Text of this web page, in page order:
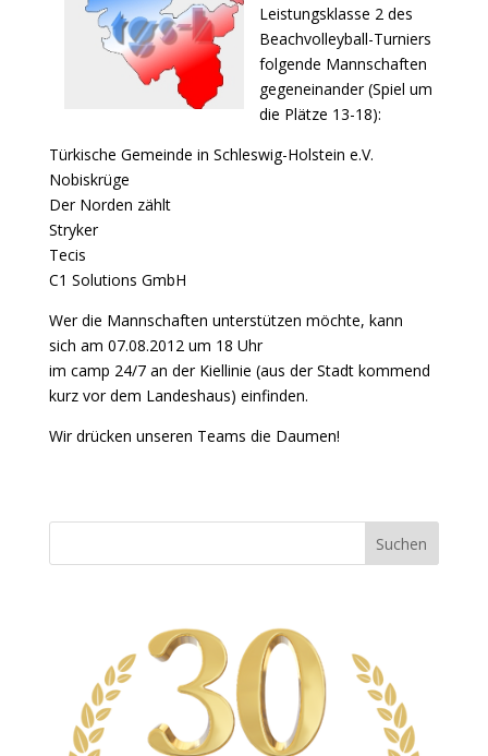
Leistungsklasse 2 des
Beachvolleyball-Turniers
folgende Mannschaften
gegeneinander (Spiel um
die Plätze 13-18):
Türkische Gemeinde in Schleswig-Holstein e.V.
Nobiskrüge
Der Norden zählt
Stryker
Tecis
C1 Solutions GmbH
Wer die Mannschaften unterstützen möchte, kann
sich am 07.08.2012 um 18 Uhr
im camp 24/7 an der Kiellinie (aus der Stadt kommend
kurz vor dem Landeshaus) einfinden.
Wir drücken unseren Teams die Daumen!
Suchen